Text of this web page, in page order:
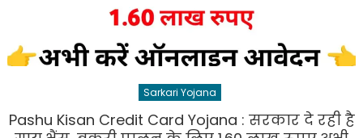
Sarkari Yojana
Pashu Kisan Credit Card Yojana : सरकार दे रही है